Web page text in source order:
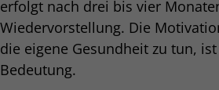
erfolgt nach drei bis vier
Wiedervorstellung. Die
die eigene Gesundheit zu tun,
Bedeutung.